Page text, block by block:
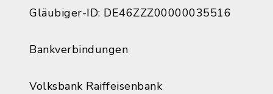
Gläubiger-ID: DE46ZZZ00000035516
Bankverbindungen
Volksbank Raiffeisenbank